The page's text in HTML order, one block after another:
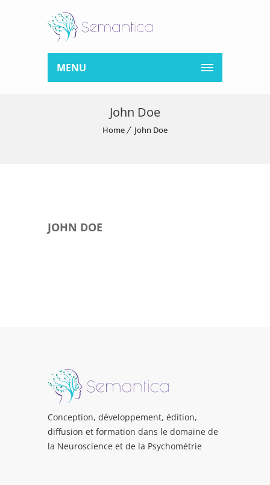
MENU
John Doe
Home John Doe
JOHN DOE
Conception, développement, édition,
diffusion et formation dans le domaine de
la Neuroscience et de la Psychométrie